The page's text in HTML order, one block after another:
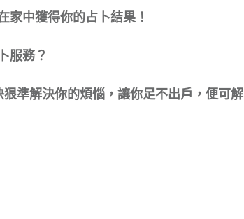
家中獲得你的占卜結果！
服務？
準解決你的煩惱，讓你足不出戶，便可解